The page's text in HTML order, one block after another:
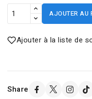
AJOUTER AU
Ajouter à la liste de
Share